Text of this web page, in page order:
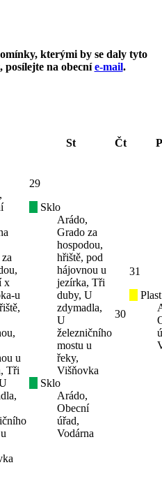
kterými by se daly tyto
posílejte na obecníe-mail.
St Čt
x
u
u
Tři
29
Sklo
Arádo,
Grado za
hospodou,
hřiště, pod
hájovnou u
jezírka, Tři
duby, U
zdymadla,
U
železničního
mostu u
řeky,
Višňovka
Sklo
Arádo,
Obecní
úřad,
Vodárna
30
31
Plast